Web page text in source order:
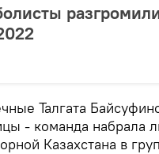
Талгата
- команда набрала
Казахстана в